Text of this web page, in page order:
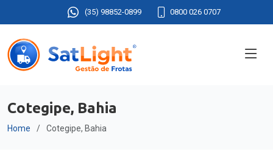
(35) 98852-0899 0800 026 0707
Cotegipe, Bahia
Home Cotegipe, Bahia